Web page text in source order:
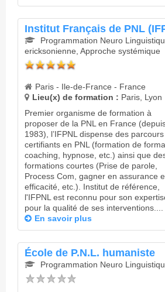
Institut Français de PNL
Programmation Neuro
ericksonienne, Approche systémique
Paris - Ile-de-France - France
Lieu(x) de formation : Paris, Lyon
Premier organisme de formation à
proposer de la PNL en France
1983), l’IFPNL dispense des parcours
certifiants en PNL (formation de
coaching, hypnose, etc.) ainsi que
formations courtes (Prise de parole,
Process Com, gagner en assurance
efficacité, etc.). Institut de référence,
l'IFPNL est reconnu pour son
pour la qualité de ses interventions....
En savoir plus
École de P.N.L. humaniste
Programmation Neuro